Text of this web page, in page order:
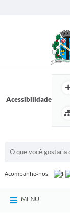
Acessibilidade
Acompanhe-nos:
MENU